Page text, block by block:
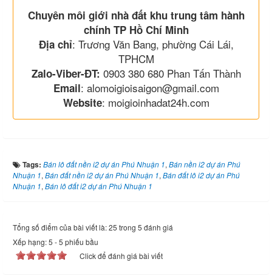
Chuyên môi giới nhà đất khu trung tâm hành
chính TP Hồ Chí Minh
Địa chỉ: Trương Văn Bang, phường Cái Lái,
TPHCM
Zalo-Viber-ĐT: 0903 380 680 Phan Tấn Thành
Email: alomoigioisaigon@gmail.com
Website: moigioinhadat24h.com
Tags: Bán lô đất nền i2 dự án Phú Nhuận 1, Bán nền i2 dự án Phú
Nhuận 1, Bán đất nền i2 dự án Phú Nhuận 1, Bán đất lô i2 dự án Phú
Nhuận 1, Bán lô đất i2 dự án Phú Nhuận 1
Tổng số điểm của bài viết là: 25 trong 5 đánh giá
Xếp hạng:5 -5 phiếu bầu
Click để đánh giá bài viết